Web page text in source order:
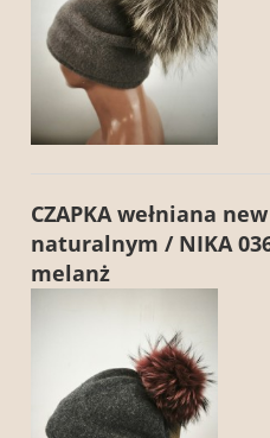
CZAPKA wełniana
naturalnym / NIKA
melanż